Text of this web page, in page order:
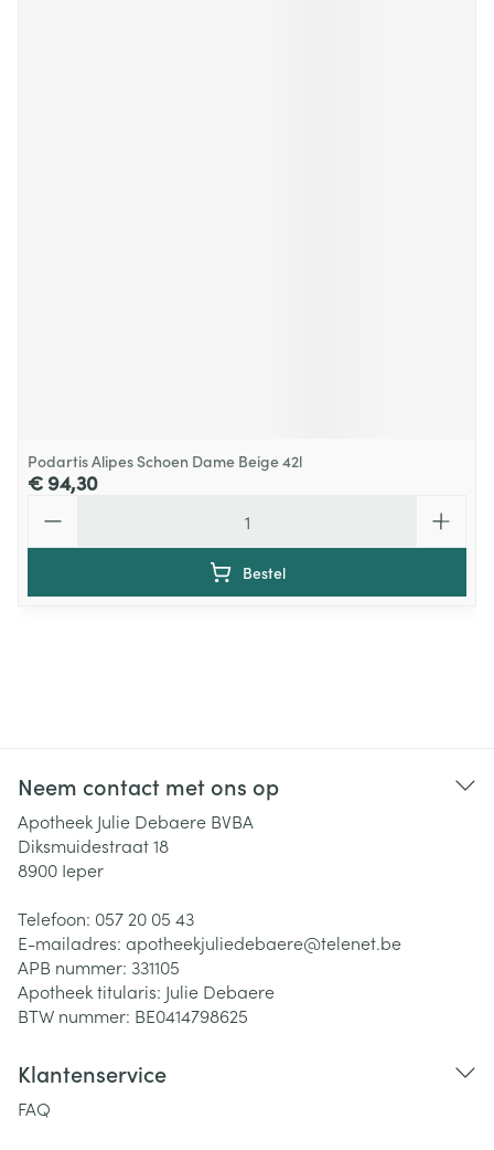
Podartis Alipes Schoen Dame Beige 42l
€ 94,30
Bestel
Neem contact met ons op
Apotheek Julie Debaere BVBA
Diksmuidestraat 18
8900 Ieper
Telefoon: 057 20 05 43
E-mailadres: apotheekjuliedebaere@telenet.be
APB nummer: 331105
Apotheek titularis: Julie Debaere
BTW nummer: BE0414798625
Klantenservice
FAQ